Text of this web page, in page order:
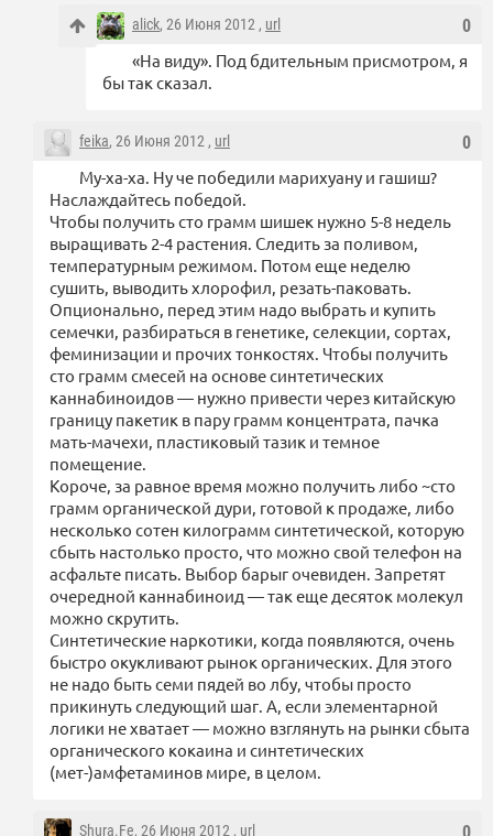
0
alick, 26 Июня 2012 , url
«На виду». Под бдительным присмотром, я
бы так сказал.
0
feika, 26 Июня 2012 , url
Му-ха-ха. Ну че победили марихуану и гашиш?
Наслаждайтесь победой.
Чтобы получить сто грамм шишек нужно 5-8 недель
выращивать 2-4 растения. Следить за поливом,
температурным режимом. Потом еще неделю
сушить, выводить хлорофил, резать-паковать.
Опционально, перед этим надо выбрать и купить
семечки, разбираться в генетике, селекции, сортах,
феминизации и прочих тонкостях. Чтобы получить
сто грамм смесей на основе синтетических
каннабиноидов — нужно привести через китайскую
границу пакетик в пару грамм концентрата, пачка
мать-мачехи, пластиковый тазик и темное
помещение.
Короче, за равное время можно получить либо ~сто
грамм органической дури, готовой к продаже, либо
несколько сотен килограмм синтетической, которую
сбыть настолько просто, что можно свой телефон на
асфальте писать. Выбор барыг очевиден. Запретят
очередной каннабиноид — так еще десяток молекул
можно скрутить.
Синтетические наркотики, когда появляются, очень
быстро окукливают рынок органических. Для этого
не надо быть семи пядей во лбу, чтобы просто
прикинуть следующий шаг. А, если элементарной
логики не хватает — можно взглянуть на рынки сбыта
органического кокаина и синтетических
(мет-)амфетаминов мире, в целом.
Shura.Fe, 26 Июня 2012 , url